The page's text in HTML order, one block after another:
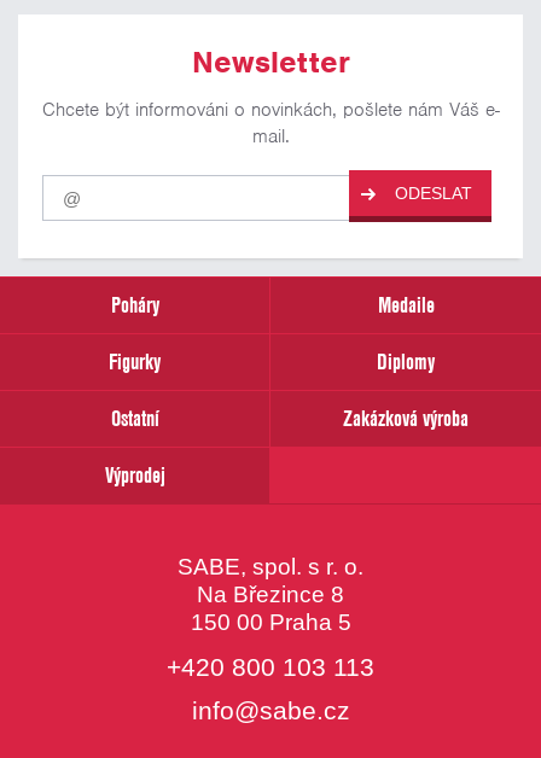
Newsletter
Chcete být informováni o novinkách, pošlete nám Váš e-
mail.
Pro
odběr
našich
email
ODESLAT
Poháry
Medaile
Figurky
Diplomy
Ostatní
Zakázková výroba
Výprodej
SABE, spol. s r. o.
Na Březince 8
150 00 Praha 5
+420 800 103 113
info@sabe.cz